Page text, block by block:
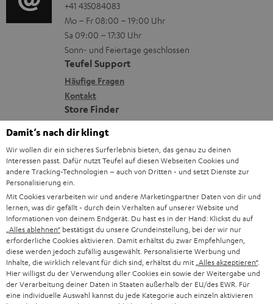
n
z
u
m
V
e
r
s
a
n
d
i
o
n
e
n
z
u
r
G
a
r
a
n
t
i
e
o
-
L
e
x
i
k
o
n
o
n
t
a
k
t
d
a
t
e
n
+41 435084083
Mo – Fr 08:00 – 19:00 Uhr
Sa 09:00 – 17:30 Uhr
Sonn- und Feiertage geschlossen
Teufel Support
Häufige Fragen
Kontakt
Store Finder
Erlebe unsere Produkte hautnah und lass dich
persönlich im Store beraten.
Übersicht
8 Wochen Rückgaberecht
Damit‘s nach dir klingt
Wir wollen dir ein sicheres Surferlebnis bieten, das genau zu deinen
Interessen passt. Dafür nutzt Teufel auf diesen Webseiten Cookies und
andere Tracking-Technologien – auch von Dritten - und setzt Dienste zur
Personalisierung ein.
Mit Cookies verarbeiten wir und andere Marketingpartner Daten von dir und
lernen, was dir gefällt - durch dein Verhalten auf unserer Website und
Informationen von deinem Endgerät. Du hast es in der Hand: Klickst du auf
„Alles ablehnen“ bestätigst du unsere Grundeinstellung, bei der wir nur
erforderliche Cookies aktivieren. Damit erhältst du zwar Empfehlungen,
diese werden jedoch zufällig ausgewählt. Personalisierte Werbung und
Inhalte, die wirklich relevant für dich sind, erhältst du mit „Alles akzeptieren“.
Hier willigst du der Verwendung aller Cookies ein sowie der Weitergabe und
der Verarbeitung deiner Daten in Staaten außerhalb der EU/des EWR. Für
eine individuelle Auswahl kannst du jede Kategorie auch einzeln aktivieren